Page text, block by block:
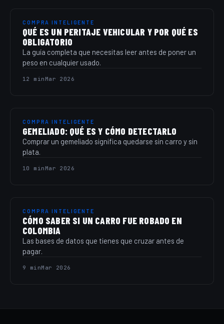
COMPRA INTELIGENTE
QUÉ ES UN PERITAJE VEHICULAR Y POR QUÉ ES
OBLIGATORIO
La guía completa que necesitas leer antes de poner un
peso en cualquier usado.
12 min Mar 2026
COMPRA INTELIGENTE
GEMELIADO: QUÉ ES Y CÓMO DETECTARLO
Comprar un gemeliado significa quedarse sin carro y sin
plata.
10 min Mar 2026
COMPRA INTELIGENTE
CÓMO SABER SI UN CARRO FUE ROBADO EN
COLOMBIA
Las bases de datos que tienes que cruzar antes de
pagar.
9 minMar 2026